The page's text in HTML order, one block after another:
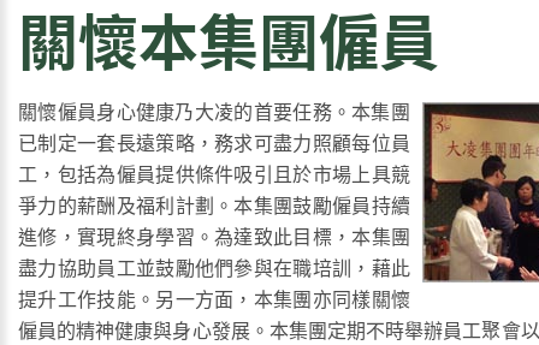
關懷本集團僱員
關懷僱員身心健康乃大凌的首要任務。本集團
已制定一套長遠策略，務求可盡力照顧每位員
工，包括為僱員提供條件吸引且於市場上具競
爭力的薪酬及福利計劃。本集團鼓勵僱員持續
進修，實現終身學習。為達致此目標，本集團
盡力協助員工並鼓勵他們參與在職培訓，藉此
提升工作技能。另一方面，本集團亦同樣關懷
僱員的精神健康與身心發展。本集團定期不時舉辦員工聚會